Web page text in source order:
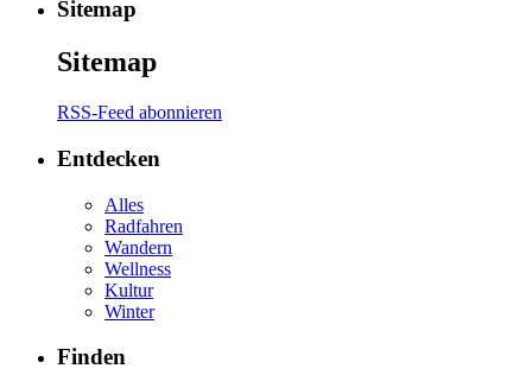
Sitemap
Sitemap
RSS-Feed abonnieren
Entdecken
Alles
Radfahren
Wandern
Wellness
Kultur
Winter
Finden